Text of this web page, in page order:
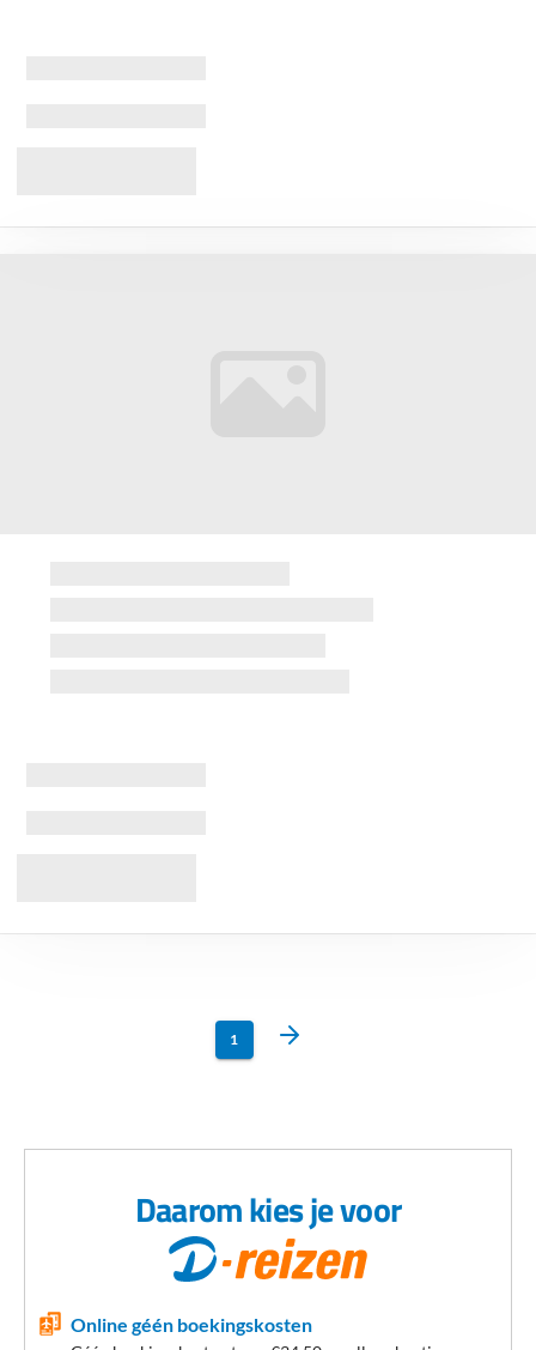
1
Daarom kies je voor
Online géén boekingskosten